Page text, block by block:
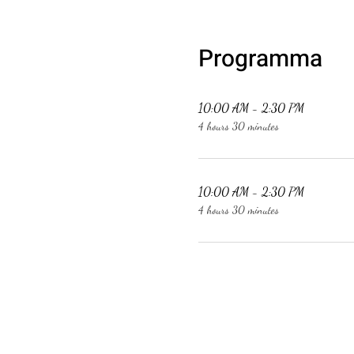
Corso Kundalini & Zone
Contributo: I prezzi sono per
4 giorni di corso
10-14.30pm
Vitto (2 pranzi, 1 colazione,
Programma
10:00 AM - 2:30 PM
4 hours 30 minutes
10:00 AM - 2:30 PM
4 hours 30 minutes